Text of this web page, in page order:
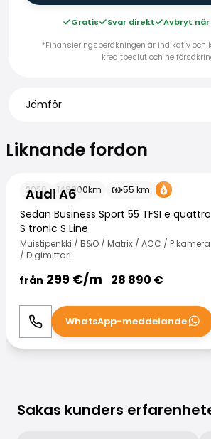
Gratis Svar direkt
Avbryt
*Finansieringsberäkningen är indikativ och
kreditbeslut och
Jämför
Liknande fordon
Audi A6
2020 148000km 55 km
Sedan Business Sport 55 TFSI e quattro
S tronic S Line
Muistipenkki / B&O / Matrix / ACC / P.kamera
/ Digimittari
från 299 €/m 28 890 €
Ring WhatsApp
WhatsApp-meddelande
Sakas kunders